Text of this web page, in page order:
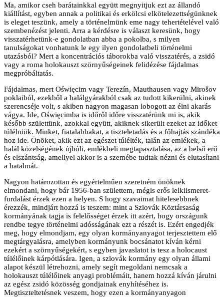
Ma, amikor cseh barátainkkal együtt megnyitjuk ezt az állandó
kiállítást, egyben annak a politikai és erkölcsi elkötelezettségünknek
is eleget teszünk, amely a történelmünk eme nagy tehertételével való
szembenézést jelenti. Arra a kérdésre is választ keresünk, hogy
visszatérhetünk-e gondolatban abba a pokolba, s milyen
tanulságokat vonhatunk le egy ilyen gondolatbeli történelmi
utazásból? Mert a koncentrációs táborokba való visszatérés, a zsidó
vagy a roma holokauszt szörnyűségeinek felidézése fájdalmas
megpróbáltatás.
Fájdalmas, mert Oświęcim vagy Terezín, Mauthausen vagy Mirošov
poklaiból, ezekből a halálgyárakból csak az tudott kikerülni, akinek
szerencséje volt, s akiben nagyon magasan lobogott az élni akarás
vágya. Ide, Oświęcimba is időről időre visszatérünk mi is, akik
később születtünk, azokkal együtt, akiknek sikerült ezeket az időket
túlélniük. Minket, fiatalabbakat, a tiszteletadás és a főhajtás szándéka
hoz ide. Önöket, akik ezt az egészet túlélték, talán az emlékek, a
halál közelségének újbóli, emlékbeli megtapasztalása, az a belső erő
és elszántság, amellyel akkor is a szemébe tudtak nézni és elutasítani
a hatalmát.
Nagyon határozottan és egyértelműen szeretném önöknek
elmondani, hogy bár 1956-ban születtem, mégis erős lelkiismeret-
furdalást érzek ezen a helyen. S hogy szavaimat hitelesebbnek
érezzék, mindjárt hozzá is teszem: mint a Szlovák Köztársaság
kormányának tagja is felelősséget érzek itt azért, hogy országunk
rendbe tegye történelmi adósságának ezt a részét is. Ezért engedjék
meg, hogy elmondjam, egy olyan kormányanyagot terjesztettem elő
megtárgyalásra, amelyben kormányunk bocsánatot kíván kérni
ezekért a szörnyűségekért, s egyben javaslatot is tesz a holocaust
túlélőinek kárpótlására. Igen, a szlovák kormány egy olyan állami
alapot készül létrehozni, amely segít megoldani nemcsak a
holokauszt túlélőinek anyagi problémáit, hanem hozzá kíván járulni
az egész zsidó közösség gondjainak enyhítéséhez is.
Megtiszteltetésnek veszem, hogy ezen a kormányanyagon